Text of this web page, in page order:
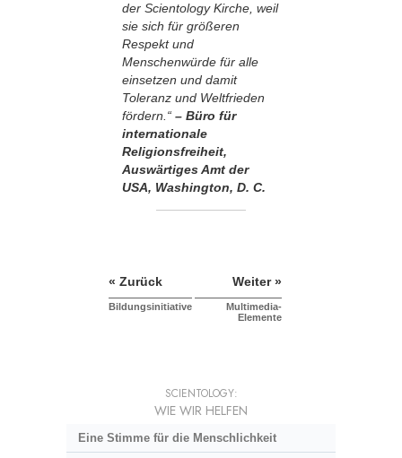
der Scientology Kirche, weil
sie sich für größeren
Respekt und
Menschenwürde für alle
einsetzen und damit
Toleranz und Weltfrieden
fördern.“ – Büro für
internationale
Religionsfreiheit,
Auswärtiges Amt der
USA, Washington, D. C.
« Zurück
Bildungsinitiative
Weiter »
Multimedia-
Elemente
SCIENTOLOGY:
WIE WIR HELFEN
Eine Stimme für die Menschlichkeit